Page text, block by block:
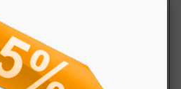
13.9 g
6 g